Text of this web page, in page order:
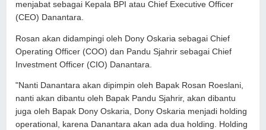
menjabat sebagai Kepala BPI atau Chief Executive Officer
(CEO) Danantara.
Rosan akan didampingi oleh Dony Oskaria sebagai Chief
Operating Officer (COO) dan Pandu Sjahrir sebagai Chief
Investment Officer (CIO) Danantara.
"Nanti Danantara akan dipimpin oleh Bapak Rosan Roeslani,
nanti akan dibantu oleh Bapak Pandu Sjahrir, akan dibantu
juga oleh Bapak Dony Oskaria, Dony Oskaria menjadi holding
operational, karena Danantara akan ada dua holding. Holding